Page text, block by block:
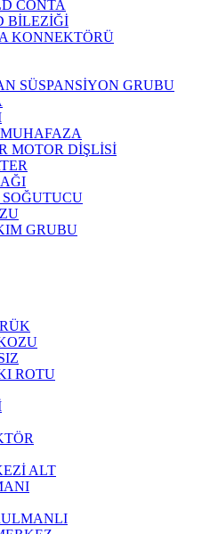
CONTA
BİLEZİĞİ
KONNEKTÖRÜ
SÜSPANSİYON GRUBU
MOTOR DİŞLİSİ
GRUBU
ROTU
ALT